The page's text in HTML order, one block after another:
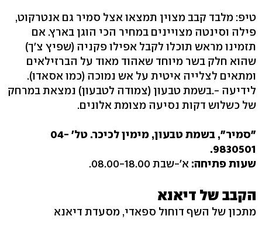
טיפ: מלבד קבב מצוין תמצאו אצל סמיר גם אנטרקוט,
פילה וסינטה מצויינים במחיר הכי הוגן בארץ. אם
תזמינו מראש תוכלו לקבל אפילו פקניה (שפיץ צ'ך)
שהוא חלק בשר מיוחד שאהוד מאוד על הברזילאים
ומתאים לצלייה איטית על אש נמוכה (כמו אסאדו).
לידיעה -.בשמת טבעון (צמודה לטבעון) נמצאת במרחק
של כשלוש דקות נסיעה מצומת אלונים.
"סמיר", בשמת טבעון, מימין לכיכר. טל' 04-
9830501.
שעות פתיחה: א'-שבת 08.00-18.00.
הקבב של דיאנא
מתכון של השף דוחול ספאדי, מסעדת דיאנא